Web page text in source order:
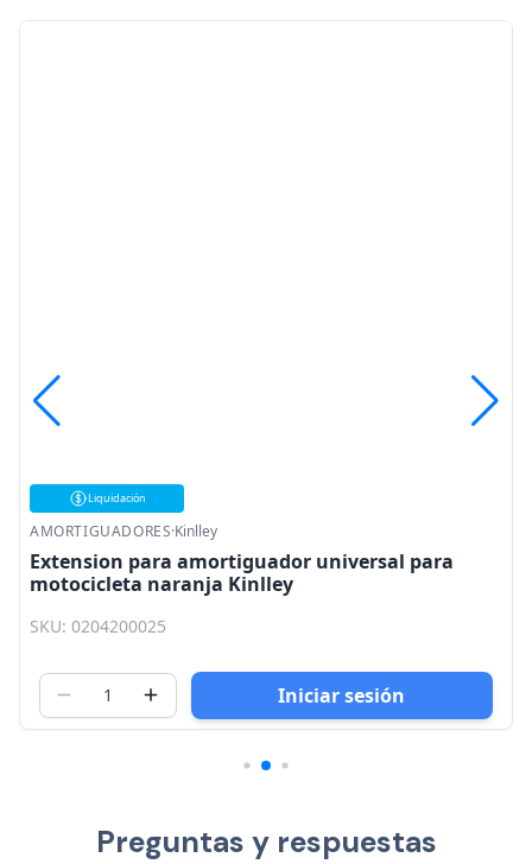
Liquidación
AMORTIGUADORES·Kinlley
Extension para amortiguador universal para
motocicleta naranja Kinlley
SKU: 0204200025
Iniciar sesión
Preguntas y respuestas